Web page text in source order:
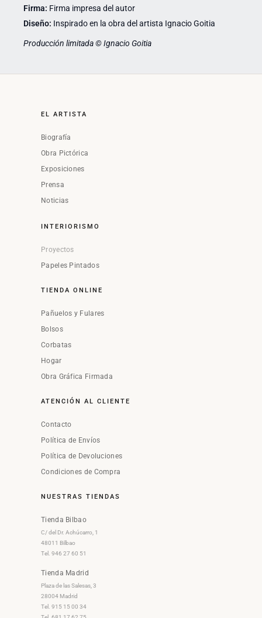
Firma: Firma impresa del autor
Diseño: Inspirado en la obra del artista Ignacio Goitia
Producción limitada © Ignacio Goitia
EL ARTISTA
Biografía
Obra Pictórica
Exposiciones
Prensa
Noticias
INTERIORISMO
Proyectos
Papeles Pintados
TIENDA ONLINE
Pañuelos y Fulares
Bolsos
Corbatas
Hogar
Obra Gráfica Firmada
ATENCIÓN AL CLIENTE
Contacto
Política de Envíos
Política de Devoluciones
Condiciones de Compra
NUESTRAS TIENDAS
Tienda Bilbao
C/ del Dr. Achúcarro, 1
48011 Bilbao
Tel. 946 27 60 51
Tienda Madrid
Plaza de las Salesas, 3
28004 Madrid
Tel. 915 15 00 34